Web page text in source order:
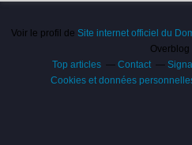
Voir le profil de Site internet officiel du
Overblog
Top articles
Contact
Cookies et données